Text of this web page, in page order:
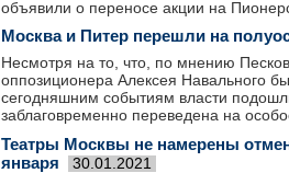
объявили о переносе акции на
Москва и Питер перешли на
Несмотря на то, что, по мнению
оппозиционера Алексея Навального
сегодняшним событиям власти
заблаговременно переведена на
Театры Москвы не намерены
января
30.01.2021